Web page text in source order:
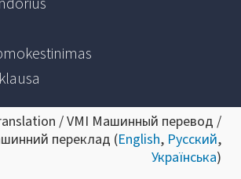
/ VMI Машинный перевод /
переклад (English, Русский,
Українська)